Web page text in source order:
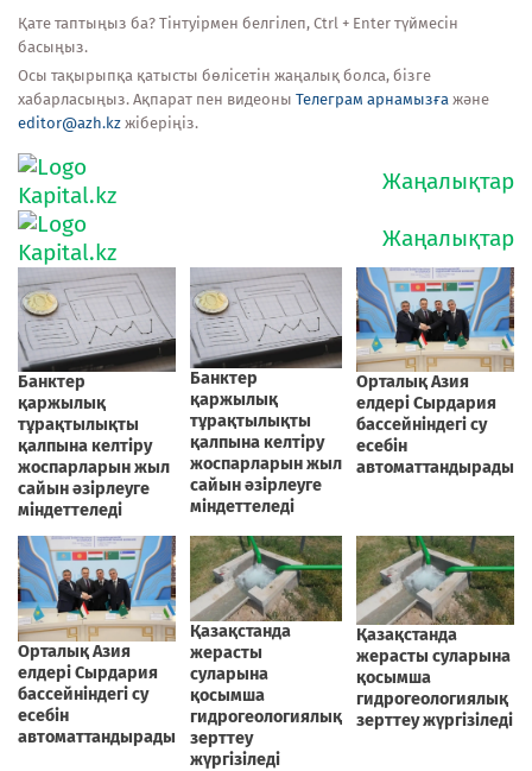
Қате таптыңыз ба? Тінтуірмен белгілеп, Ctrl + Enter түймесін
басыңыз.
Осы тақырыпқа қатысты бөлісетін жаңалық болса, бізге
хабарласыңыз. Ақпарат пен видеоны Телеграм арнамызға және
editor@azh.kz жіберіңіз.